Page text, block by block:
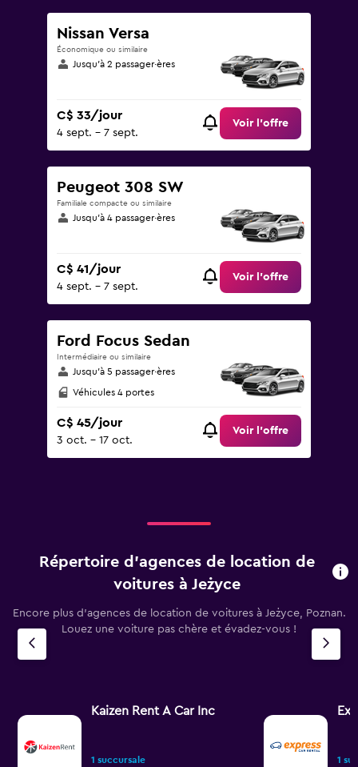
Nissan Versa
Économique ou similaire
Jusqu’à 2 passager·ères
C$ 33/jour
4 sept. - 7 sept.
Voir l’offre
Peugeot 308 SW
Familiale compacte ou similaire
Jusqu’à 4 passager·ères
C$ 41/jour
4 sept. - 7 sept.
Voir l’offre
Ford Focus Sedan
Intermédiaire ou similaire
Jusqu’à 5 passager·ères
Véhicules 4 portes
C$ 45/jour
3 oct. - 17 oct.
Voir l’offre
Répertoire d’agences de location de
voitures à Jeżyce
Encore plus d’agences de location de voitures à Jeżyce, Poznan.
Louez une voiture pas chère et évadez-vous !
Kaizen Rent A Car Inc
1 succursale 1